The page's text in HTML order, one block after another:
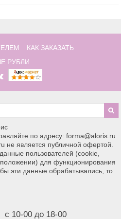
КАК ЗАКАЗАТЬ
РУБЛИ
по адресу: forma@aloris.ru
не является публичной офертой.
пользователей (cookie,
для функционирования
эти данные обрабатывались, то
с 10-00 до 18-00